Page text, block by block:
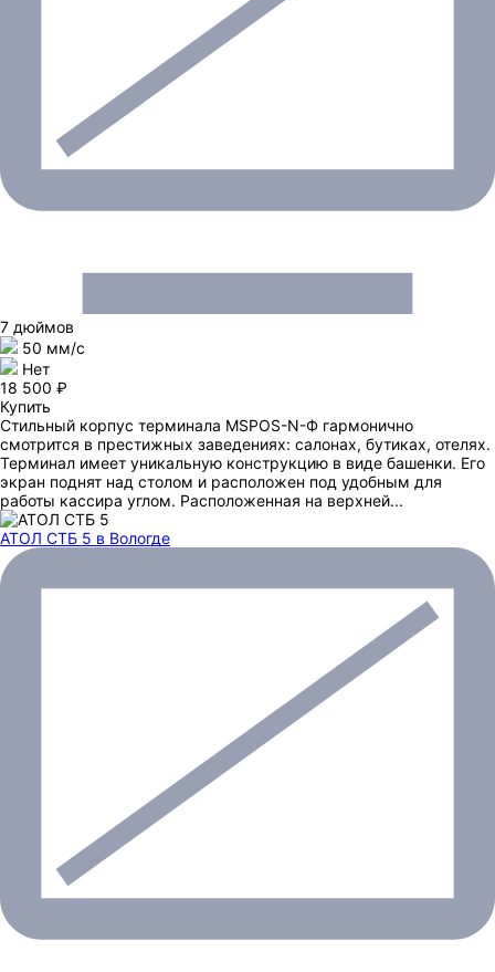
7 дюймов
50 мм/c
Нет
18 500 ₽
Купить
Стильный корпус терминала MSPOS-N-Ф гармонично
смотрится в престижных заведениях: салонах, бутиках, отелях.
Терминал имеет уникальную конструкцию в виде башенки. Его
экран поднят над столом и расположен под удобным для
работы кассира углом. Расположенная на верхней...
АТОЛ СТБ 5 в Вологде